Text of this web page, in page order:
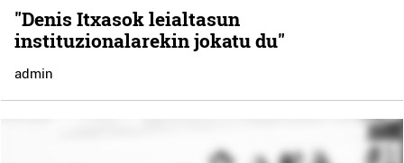
"Denis Itxasok leialtasun
instituzionalarekin jokatu du"
admin